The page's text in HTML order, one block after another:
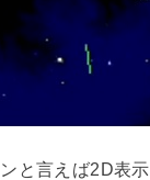
と言えば2D表